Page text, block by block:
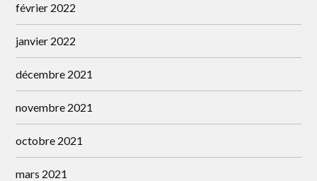
février 2022
janvier 2022
décembre 2021
novembre 2021
octobre 2021
mars 2021